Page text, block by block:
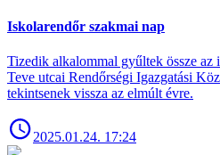
Iskolarendőr szakmai nap
Tizedik alkalommal gyűltek össze az
Teve utcai Rendőrségi Igazgatási
tekintsenek vissza az elmúlt évre.
2025.01.24. 17:24